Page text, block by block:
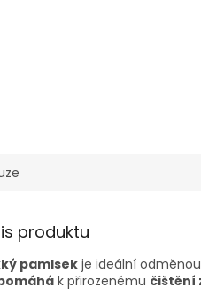
produktu
pamlsek je ideální
k přirozenému čištění